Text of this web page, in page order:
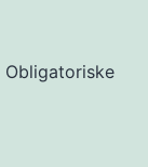
Obligatoriske